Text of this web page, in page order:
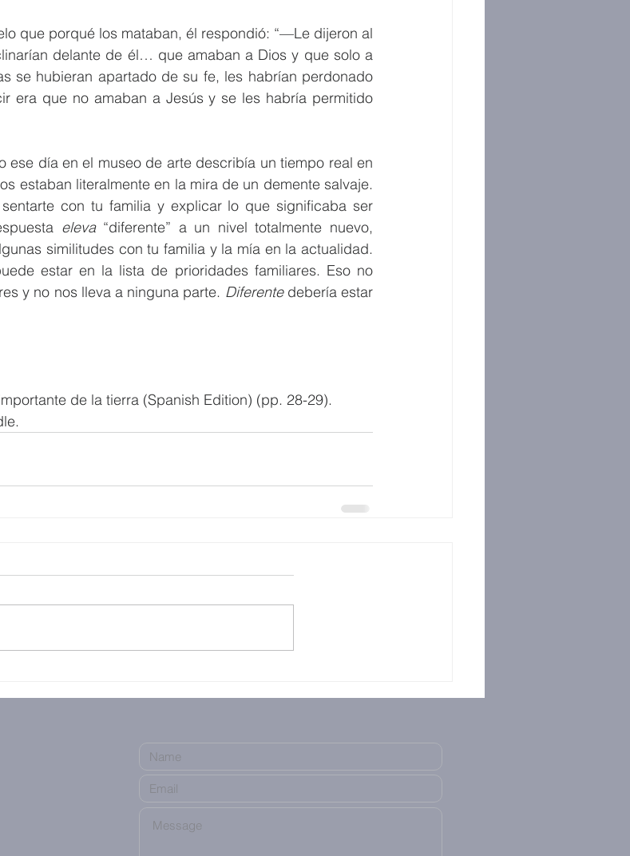
que porqué los mataban, él respondió: “—Le dijeron al
delante de él… que amaban a Dios y que solo a
se hubieran apartado de su fe, les habrían perdonado
era que no amaban a Jesús y se les habría permitido
ese día en el museo de arte describía un tiempo real en
estaban literalmente en la mira de un demente salvaje.
con tu familia y explicar lo que significaba ser
eleva “diferente” a un nivel totalmente nuevo,
estar en la lista de prioridades familiares. Eso no
y no nos lleva a ninguna parte. Diferente debería estar
de la tierra (Spanish Edition) (pp. 28-29).